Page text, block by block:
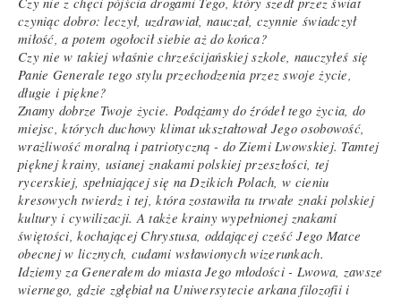
czyniąc dobro: leczył, uzdrawiał, nauczał, czynnie świadczył
miłość, a potem ogołocił siebie aż do końca?
Czy nie w takiej właśnie chrześcijańskiej szkole, nauczyłeś się
Panie Generale tego stylu przechodzenia przez swoje życie,
długie i piękne?
Znamy dobrze Twoje życie. Podążamy do źródeł tego życia, do
miejsc, których duchowy klimat ukształtował Jego osobowość,
wrażliwość moralną i patriotyczną - do Ziemi Lwowskiej. Tamtej
pięknej krainy, usianej znakami polskiej przeszłości, tej
rycerskiej, spełniającej się na Dzikich Polach, w cieniu
kresowych twierdz i tej, która zostawiła tu trwałe znaki polskiej
kultury i cywilizacji. A także krainy wypełnionej znakami
świętości, kochającej Chrystusa, oddającej cześć Jego Matce
obecnej w licznych, cudami wsławionych wizerunkach.
Idziemy za Generałem do miasta Jego młodości - Lwowa, zawsze
wiernego, gdzie zgłębiał na Uniwersytecie arkana filozofii i